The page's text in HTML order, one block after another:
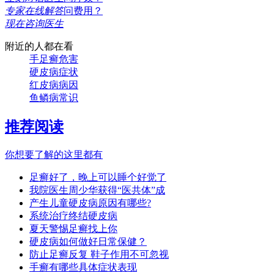
专家在线解答问费用？
现在咨询医生
附近的人都在看
手足癣危害
硬皮病症状
红皮病病因
鱼鳞病常识
推荐阅读
你想要了解的这里都有
足癣好了，晚上可以睡个好觉了
我院医生周少华获得“医共体”成
产生儿童硬皮病原因有哪些?
系统治疗终结硬皮病
夏天警惕足癣找上你
硬皮病如何做好日常保健？
防止足癣反复 鞋子作用不可忽视
手癣有哪些具体症状表现